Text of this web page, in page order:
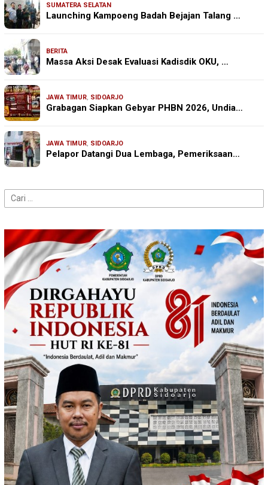
SUMATERA SELATAN
Launching Kampoeng Badah Bejajan Talang …
BERITA
Massa Aksi Desak Evaluasi Kadisdik OKU, …
JAWA TIMUR, SIDOARJO
Grabagan Siapkan Gebyar PHBN 2026, Undia…
JAWA TIMUR, SIDOARJO
Pelapor Datangi Dua Lembaga, Pemeriksaan…
Cari
untuk: